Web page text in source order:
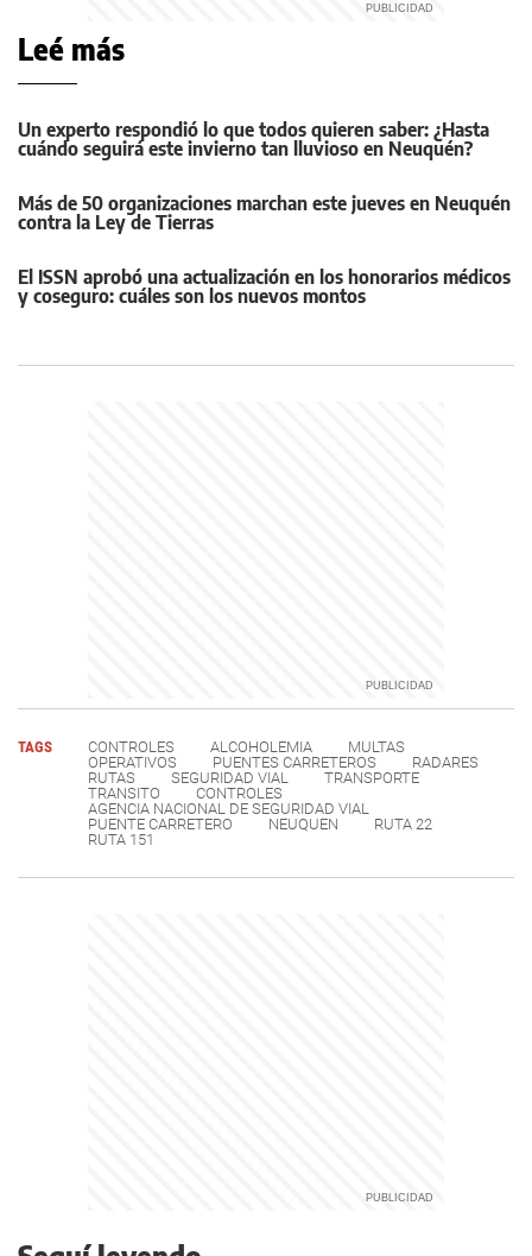
Leé más
Un experto respondió lo que todos quieren saber: ¿Hasta
cuándo seguirá este invierno tan lluvioso en Neuquén?
Más de 50 organizaciones marchan este jueves en Neuquén
contra la Ley de Tierras
El ISSN aprobó una actualización en los honorarios médicos
y coseguro: cuáles son los nuevos montos
TAGS CONTROLES ALCOHOLEMIA
MULTAS
OPERATIVOS
PUENTES CARRETEROS
RADARES
RUTAS
SEGURIDAD VIAL
TRANSPORTE
TRANSITO
CONTROLES
AGENCIA NACIONAL DE SEGURIDAD VIAL
PUENTE CARRETERO
NEUQUEN
RUTA 22
RUTA 151